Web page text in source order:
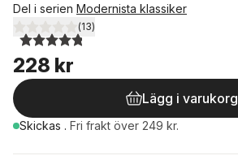
Del i serien Modernista klassiker
4,8utav 5 stjärnor. Totalt antal röster:
(13)
228 kr
Lägg i varukorg
Skickas . Fri frakt över 249 kr.